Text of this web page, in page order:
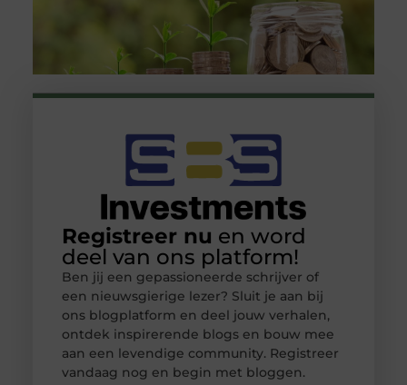
Registreer nu en word
deel van ons platform!
Ben jij een gepassioneerde schrijver of
een nieuwsgierige lezer? Sluit je aan bij
ons blogplatform en deel jouw verhalen,
ontdek inspirerende blogs en bouw mee
aan een levendige community. Registreer
vandaag nog en begin met bloggen.